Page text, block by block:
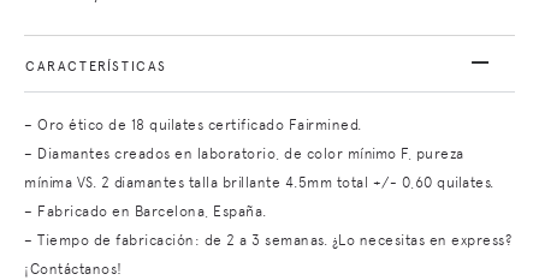
CARACTERÍSTICAS
– Oro ético de 18 quilates certificado Fairmined.
– Diamantes creados en laboratorio, de color mínimo F, pureza
mínima VS. 2 diamantes talla brillante 4.5mm total +/- 0,60 quilates.
– Fabricado en Barcelona, España.
– Tiempo de fabricación: de 2 a 3 semanas. ¿Lo necesitas en express?
¡Contáctanos!